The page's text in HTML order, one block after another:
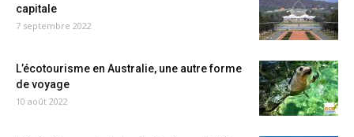
capitale
7 septembre 2022
L’écotourisme en Australie, une autre forme
de voyage
10 août 2022